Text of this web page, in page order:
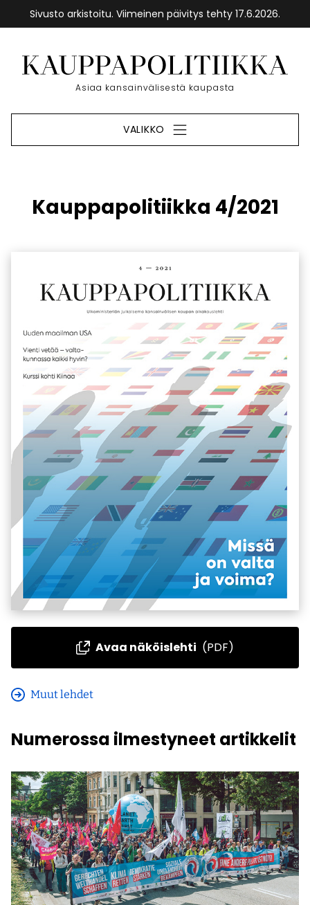
Sivusto arkistoitu. Viimeinen päivitys tehty 17.6.2026.
sisältöön
Etusivu
Asiaa kansainvälisestä kaupasta
VALIKKO
Kauppapolitiikka 4/2021
Avaa näköislehti (PDF)
Muut lehdet
Numerossa ilmestyneet artikkelit